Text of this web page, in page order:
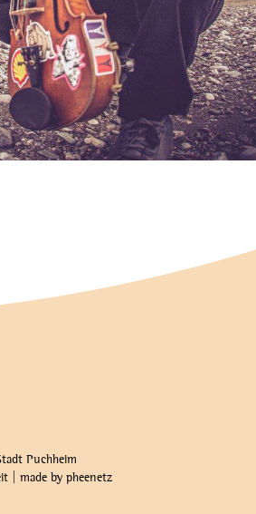
Puchheim
| made by pheenetz